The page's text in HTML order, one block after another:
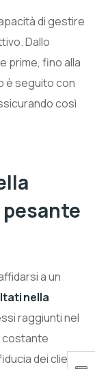
di gestire
Dallo
prime, fino alla
è seguito con
così
a un
nella
raggiunti nel
costante
dei clienti.